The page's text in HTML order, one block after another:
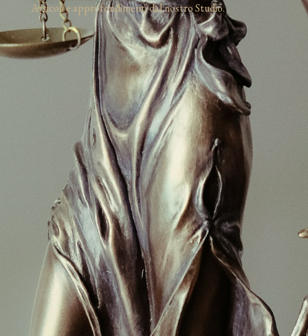
Articoli e approfondimenti dal nostro Studio.